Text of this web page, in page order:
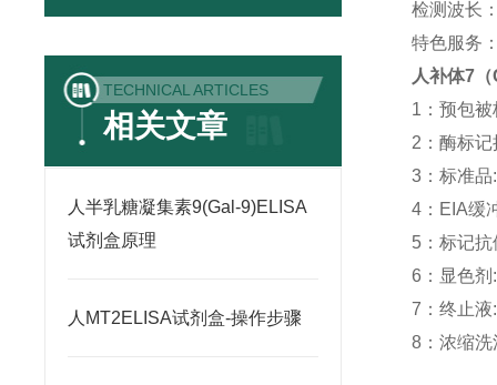
TECHNICAL ARTICLES
相关文章
人半乳糖凝集素9(Gal-9)ELISA
试剂盒原理
人MT2ELISA试剂盒-操作步骤
检测波长
特色服务
人补体7
1：预包
2：酶标
3：标准
4：EIA缓
5：标记
6：显色剂
7：终止液
8：浓缩